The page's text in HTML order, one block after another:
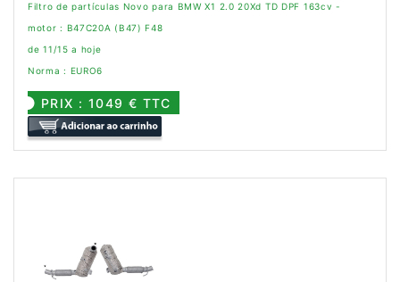
Filtro de partículas Novo para BMW X1 2.0 20Xd TD DPF 163cv -
motor : B47C20A (B47) F48
de 11/15 a hoje
Norma : EURO6
PRIX : 1049 € TTC